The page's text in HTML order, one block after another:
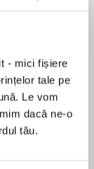
- mici fișiere
tale pe
Le vom
dacă ne-o
tău.
viața lui.
liniștită,
și
din
sunt
semne